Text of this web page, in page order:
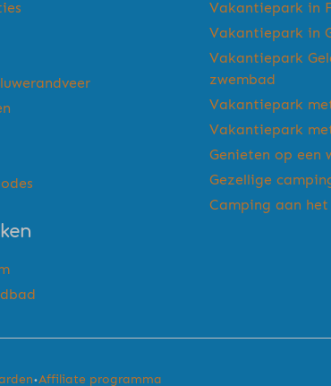
Vakantiepark in
Vakantiepark in
Vakantiepark
zwembad
Vakantiepark
Vakantiepark
Genieten op een
Gezellige
Camping aan
·Affiliate programma